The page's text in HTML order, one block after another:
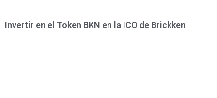
Invertir en el Token BKN en la ICO de Brickken